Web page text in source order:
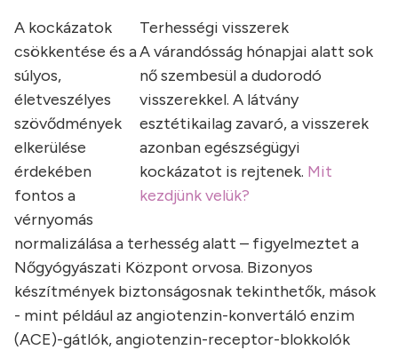
Terhességi visszerek
A várandósság hónapjai alatt sok
nő szembesül a dudorodó
visszerekkel. A látvány
esztétikailag zavaró, a visszerek
azonban egészségügyi
kockázatot is rejtenek. Mit
kezdjünk velük?
A kockázatok
csökkentése és a
súlyos,
életveszélyes
szövődmények
elkerülése
érdekében
fontos a
vérnyomás
normalizálása a terhesség alatt – figyelmeztet a
Nőgyógyászati Központ orvosa. Bizonyos
készítmények biztonságosnak tekinthetők, mások
- mint például az angiotenzin-konvertáló enzim
(ACE)-gátlók, angiotenzin-receptor-blokkolók